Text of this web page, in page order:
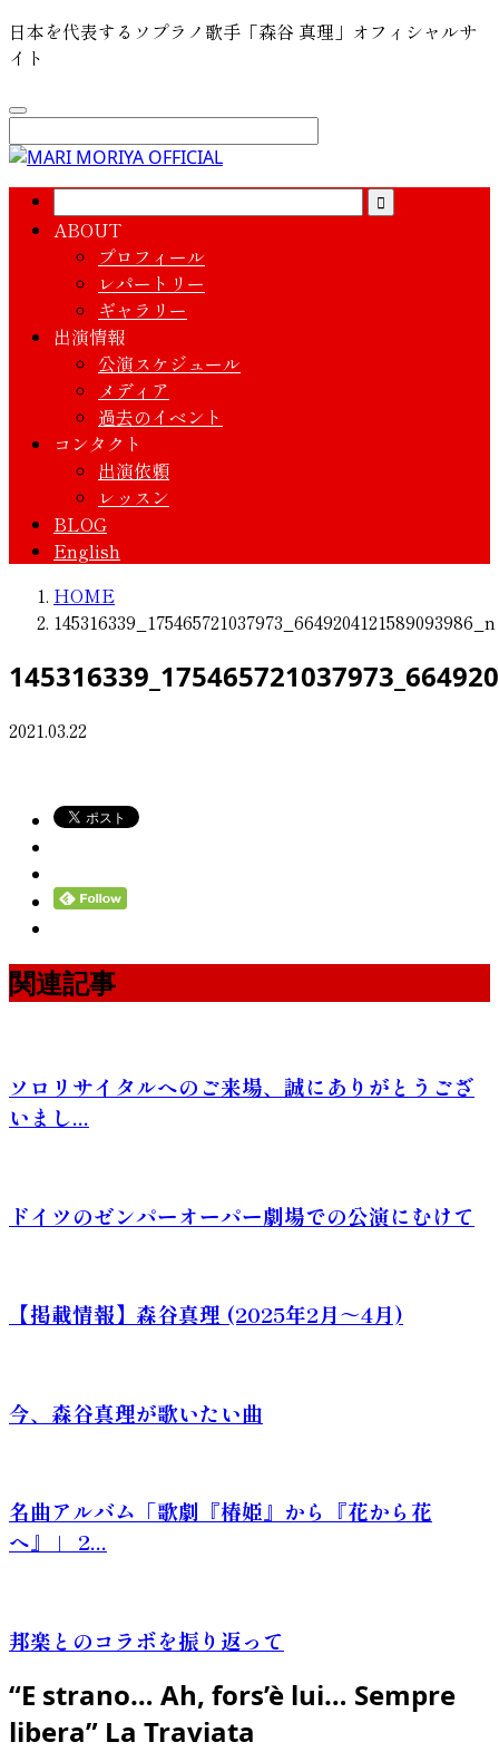
日本を代表するソプラノ歌手「森谷 真理」オフィシャルサ
イト
ABOUT
プロフィール
レパートリー
ギャラリー
出演情報
公演スケジュール
メディア
過去のイベント
コンタクト
出演依頼
レッスン
BLOG
English
HOME
145316339_175465721037973_6649204121589093986_n
2021.03.22
関連記事
ソロリサイタルへのご来場、誠にありがとうござ
いまし...
ドイツのゼンパーオーパー劇場での公演にむけて
【掲載情報】森谷真理 (2025年2月～4月)
今、森谷真理が歌いたい曲
名曲アルバム「歌劇『椿姫』から『花から花
へ』」 2...
邦楽とのコラボを振り返って
“E strano… Ah, fors’è lui… Sempre
libera” La Traviata